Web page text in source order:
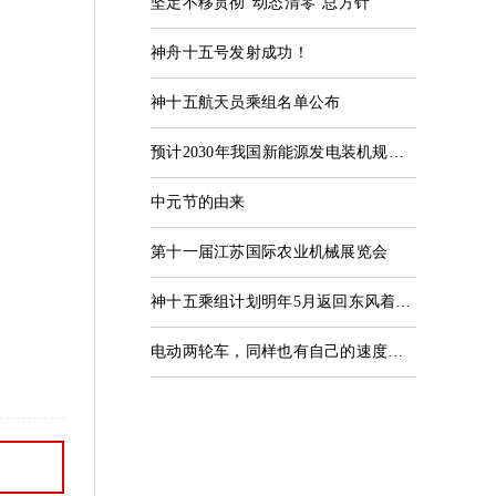
神舟十五号发射成功！
神十五航天员乘组名单公布
预计2030年我国新能源发电装机规模将成为**大电源
中元节的由来
第十一届江苏国际农业机械展览会
神十五乘组计划明年5月返回东风着陆场
电动两轮车，同样也有自己的速度梦！